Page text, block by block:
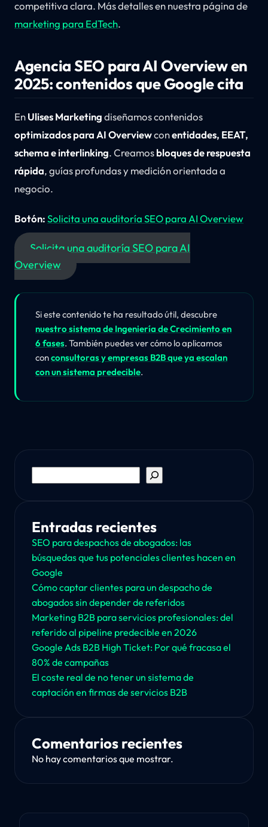
competitiva clara. Más detalles en nuestra página de
marketing para EdTech.
Agencia SEO para AI Overview en
2025: contenidos que Google cita
EnUlises Marketingdiseñamos contenidos
optimizados para AI Overviewconentidades, EEAT,
schema e interlinking. Creamosbloques de respuesta
rápida, guías profundas y medición orientada a
negocio.
Botón:Solicita una auditoría SEO para AI Overview
Solicita una auditoría SEO para AI
Overview
Si este contenido te ha resultado útil, descubre
nuestro sistema de Ingeniería de Crecimiento en
6 fases. También puedes ver cómo lo aplicamos
conconsultoras y empresas B2B que ya escalan
con un sistema predecible.
Entradas recientes
SEO para despachos de abogados: las
búsquedas que tus potenciales clientes hacen en
Google
Cómo captar clientes para un despacho de
abogados sin depender de referidos
Marketing B2B para servicios profesionales: del
referido al pipeline predecible en 2026
Google Ads B2B High Ticket: Por qué fracasa el
80% de campañas
El coste real de no tener un sistema de
captación en firmas de servicios B2B
Comentarios recientes
No hay comentarios que mostrar.